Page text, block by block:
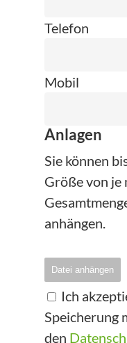
Telefon
Mobil
Anlagen
Sie können
Größe von je
anhängen.
Datei anhängen
Ich
Speicherung
den